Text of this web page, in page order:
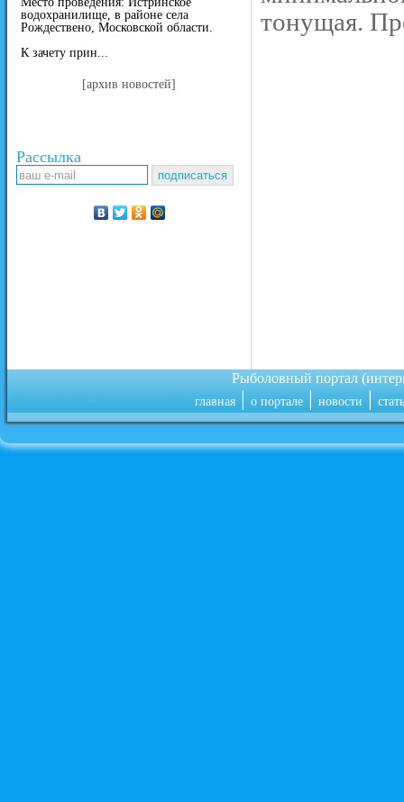
водохранилище, в районе села
Рождествено, Московской области.
К зачету прин...
[архив новостей]
Рассылка
тонущая.
Рыболовный портал
главная|о портале|новости|